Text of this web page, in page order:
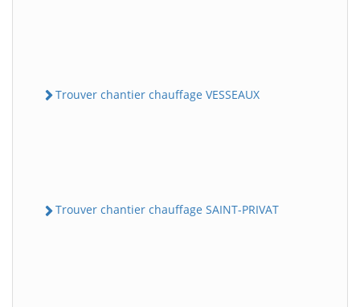
Trouver chantier chauffage VESSEAUX
Trouver chantier chauffage SAINT-PRIVAT